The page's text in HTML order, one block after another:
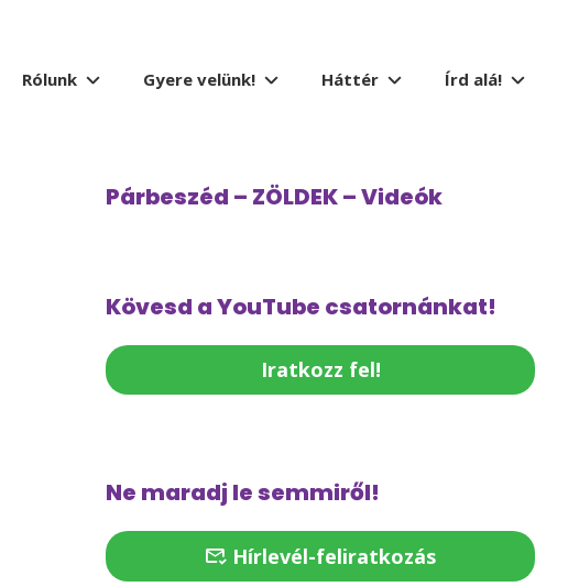
Rólunk Gyere velünk! Háttér Írd alá!
Párbeszéd – ZÖLDEK – Videók
Kövesd a YouTube csatornánkat!
Iratkozz fel!
Ne maradj le semmiről!
Hírlevél-feliratkozás